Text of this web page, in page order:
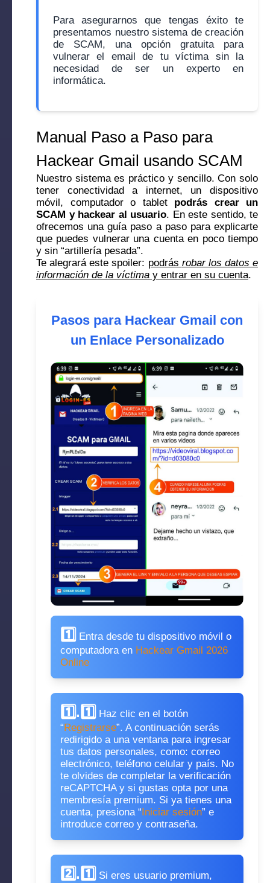
Para asegurarnos que tengas éxito te
presentamos nuestro sistema de creación
de SCAM, una opción gratuita para
vulnerar el email de tu víctima sin la
necesidad de ser un experto en
informática.
Manual Paso a Paso para
Hackear Gmail usando SCAM
Nuestro sistema es práctico y sencillo. Con solo
tener conectividad a internet, un dispositivo
móvil, computador o tablet podrás crear un
SCAM y hackear al usuario. En este sentido, te
ofrecemos una guía paso a paso para explicarte
que puedes vulnerar una cuenta en poco tiempo
y sin “artillería pesada”.
Te alegrará este spoiler: podrás robar los datos e
información de la víctima y entrar en su cuenta.
Pasos para Hackear Gmail con
un Enlace Personalizado
1️⃣ Entra desde tu dispositivo móvil o
computadora en Hackear Gmail 2026
Online
1️⃣.1️⃣ Haz clic en el botón
“Registrarse”. A continuación serás
redirigido a una ventana para ingresar
tus datos personales, como: correo
electrónico, teléfono celular y país. No
te olvides de completar la verificación
reCAPTCHA y si gustas opta por una
membresía premium. Si ya tienes una
cuenta, presiona “Iniciar sesión” e
introduce correo y contraseña.
2️⃣.1️⃣ Si eres usuario premium,